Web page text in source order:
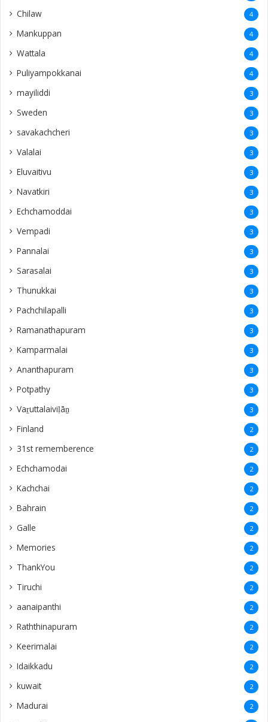
Chilaw 4
Mankuppan 4
Wattala 4
Puliyampokkanai 4
mayiliddi 3
Sweden 3
savakachcheri 3
Valalai 3
Eluvaitivu 3
Navatkiri 3
Echchamoddai 3
Vempadi 3
Pannalai 3
Sarasalai 3
Thunukkai 3
Pachchilapalli 3
Ramanathapuram 3
Kamparmalai 3
Ananthapuram 3
‎Potpathy 3
Vaṟuttalaiviḷāṉ 3
Finland 2
31st rememberence 2
Echchamodai 2
Kachchai 2
Bahrain 2
Galle 2
Memories 2
ThankYou 2
Tiruchi 2
aanaipanthi 2
Raththinapuram 2
Keerimalai 2
Idaikkadu 2
kuwait 2
Madurai 2